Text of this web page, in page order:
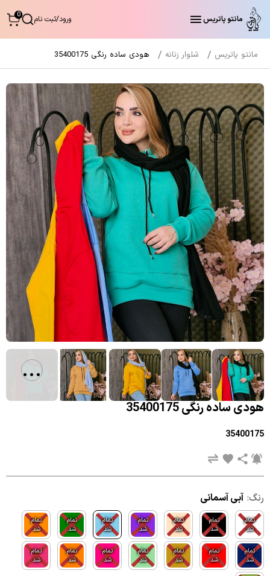
مانتو پاتریس ورود/ثبت نام 0
مانتو پاتریس شلوار زنانه هودی ساده رنگی 35400175
هودی ساده رنگی 35400175
35400175
رنگ: آبی آسمانی
تمام
شد
تمام
شد
تمام
شد
تمام
شد
تمام
شد
تمام
شد
تمام
شد
تمام
شد
تمام
شد
تمام
شد
تمام
شد
تمام
شد
تمام
شد
تمام
شد
...